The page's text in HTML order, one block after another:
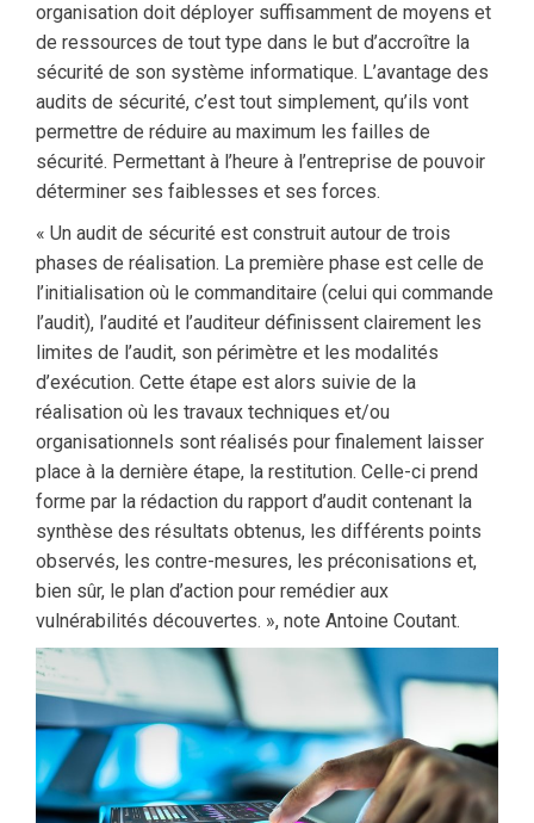
organisation doit déployer suffisamment de moyens et
de ressources de tout type dans le but d’accroître la
sécurité de son système informatique. L’avantage des
audits de sécurité, c’est tout simplement, qu’ils vont
permettre de réduire au maximum les failles de
sécurité. Permettant à l’heure à l’entreprise de pouvoir
déterminer ses faiblesses et ses forces.
« Un audit de sécurité est construit autour de trois
phases de réalisation. La première phase est celle de
l’initialisation où le commanditaire (celui qui commande
l’audit), l’audité et l’auditeur définissent clairement les
limites de l’audit, son périmètre et les modalités
d’exécution. Cette étape est alors suivie de la
réalisation où les travaux techniques et/ou
organisationnels sont réalisés pour finalement laisser
place à la dernière étape, la restitution. Celle-ci prend
forme par la rédaction du rapport d’audit contenant la
synthèse des résultats obtenus, les différents points
observés, les contre-mesures, les préconisations et,
bien sûr, le plan d’action pour remédier aux
vulnérabilités découvertes. », note Antoine Coutant.